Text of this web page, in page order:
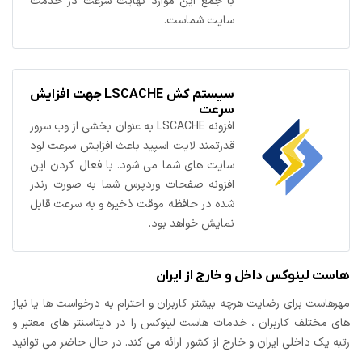
سایت شماست.
سیستم کش LSCACHE جهت افزایش
سرعت
افزونه LSCACHE به عنوان بخشی از وب سرور
قدرتمند لایت اسپید باعث افزایش سرعت لود
سایت های شما می شود. با فعال کردن این
افزونه صفحات وردپرس شما به صورت رندر
شده در حافظه موقت ذخیره و به سرعت قابل
نمایش خواهد بود.
هاست لینوکس داخل و خارج از ایران
مهرهاست برای رضایت هرچه بیشتر کاربران و احترام به درخواست ها یا نیاز
های مختلف کاربران ، خدمات هاست لینوکس را در دیتاسنتر های معتبر و
رتبه یک داخلی ایران و خارج از کشور ارائه می کند. در حال حاضر می توانید